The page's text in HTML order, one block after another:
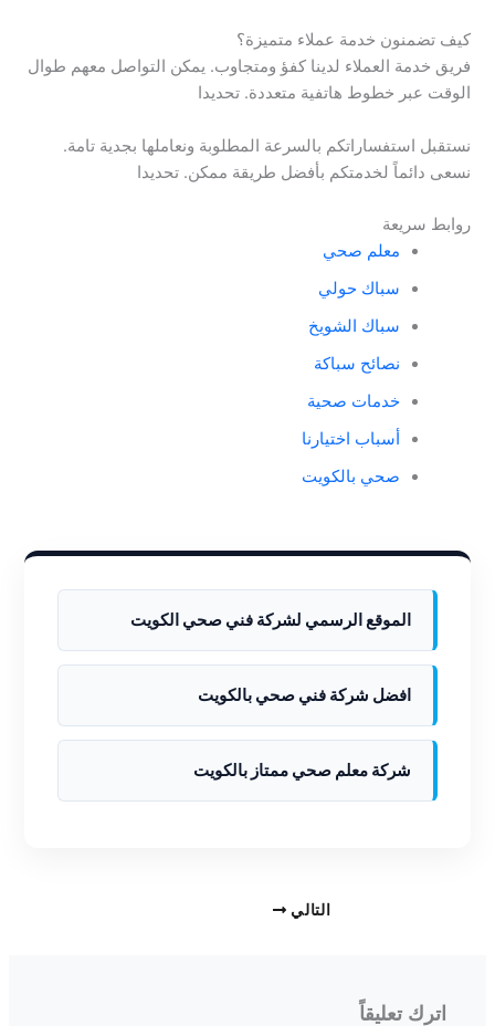
كيف تضمنون خدمة عملاء متميزة؟
فريق خدمة العملاء لدينا كفؤ ومتجاوب. يمكن التواصل معهم طوال
الوقت عبر خطوط هاتفية متعددة. تحديدا
نستقبل استفساراتكم بالسرعة المطلوبة ونعاملها بجدية تامة.
نسعى دائماً لخدمتكم بأفضل طريقة ممكن. تحديدا
روابط سريعة
معلم صحي
سباك حولي
سباك الشويخ
نصائح سباكة
خدمات صحية
أسباب اختيارنا
صحي بالكويت
الموقع الرسمي لشركة فني صحي الكويت
افضل شركة فني صحي بالكويت
شركة معلم صحي ممتاز بالكويت
التالي
اترك تعليقاً